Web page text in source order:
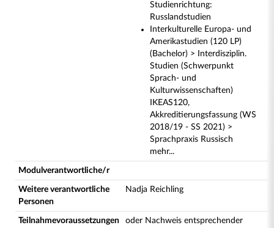
Studienrichtung:
Russlandstudien
Interkulturelle Europa- und
Amerikastudien (120 LP)
(Bachelor) > Interdisziplin.
Studien (Schwerpunkt
Sprach- und
Kulturwissenschaften)
IKEAS120,
Akkreditierungsfassung (WS
2018/19 - SS 2021) >
Sprachpraxis Russisch
mehr...
Modulverantwortliche/r
Weitere verantwortliche
Personen
Nadja Reichling
Teilnahmevoraussetzungen
oder Nachweis entsprechender